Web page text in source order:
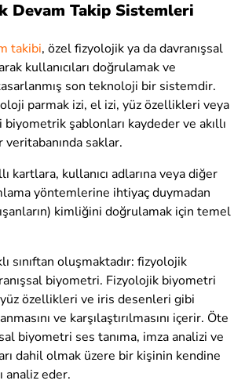
Devam Takip Sistemleri
takibi, özel fizyolojik ya da davranışsal
kullanıcıları doğrulamak ve
son teknoloji bir sistemdir.
parmak izi, el izi, yüz özellikleri veya
şablonları kaydeder ve akıllı
saklar.
kartlara, kullanıcı adlarına veya diğer
yöntemlerine ihtiyaç duymadan
kimliğini doğrulamak için temel
sınıftan oluşmaktadır: fizyolojik
biyometri. Fizyolojik biyometri
özellikleri ve iris desenleri gibi
ve karşılaştırılmasını içerir. Öte
biyometri ses tanıma, imza analizi ve
dahil olmak üzere bir kişinin kendine
analiz eder.